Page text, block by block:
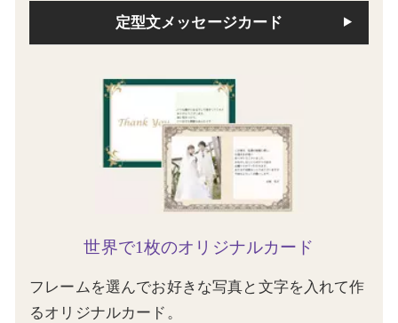
定型文メッセージカード
世界で1枚のオリジナルカード
フレームを選んでお好きな写真と文字を入れて作
るオリジナルカード。